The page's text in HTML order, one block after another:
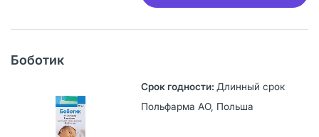
Боботик
Длинный срок
Польфарма АО, Польша